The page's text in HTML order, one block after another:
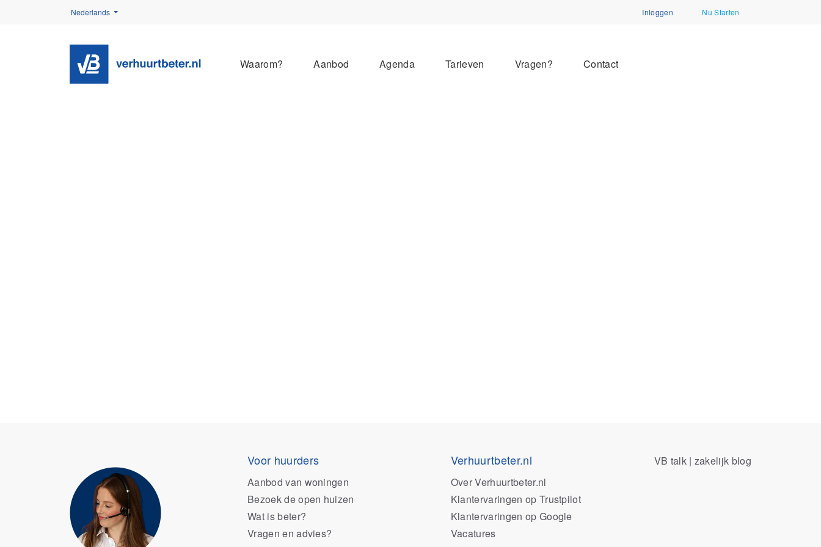
Nederlands Inloggen Nu Starten
Waarom? Aanbod Agenda Tarieven Vragen? Contact
Voor huurders
Aanbod van woningen
Bezoek de open huizen
Wat is beter?
Vragen en advies?
Verhuurtbeter.nl
Over Verhuurtbeter.nl
Klantervaringen op Trustpilot
Klantervaringen op Google
Vacatures
VB talk | zakelijk blog